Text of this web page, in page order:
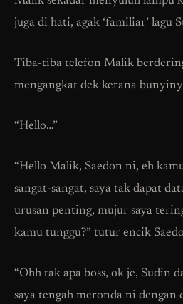
juga di hati, agak ‘familiar’ lagu
Tiba-tiba telefon Malik
mengangkat dek kerana
“Hello…”
“Hello Malik, Saedon ni, eh
sangat-sangat, saya tak dapat
urusan penting, mujur saya
kamu tunggu?” tutur encik
“Ohh tak apa boss, ok je, Sudin
saya tengah meronda ni dengan